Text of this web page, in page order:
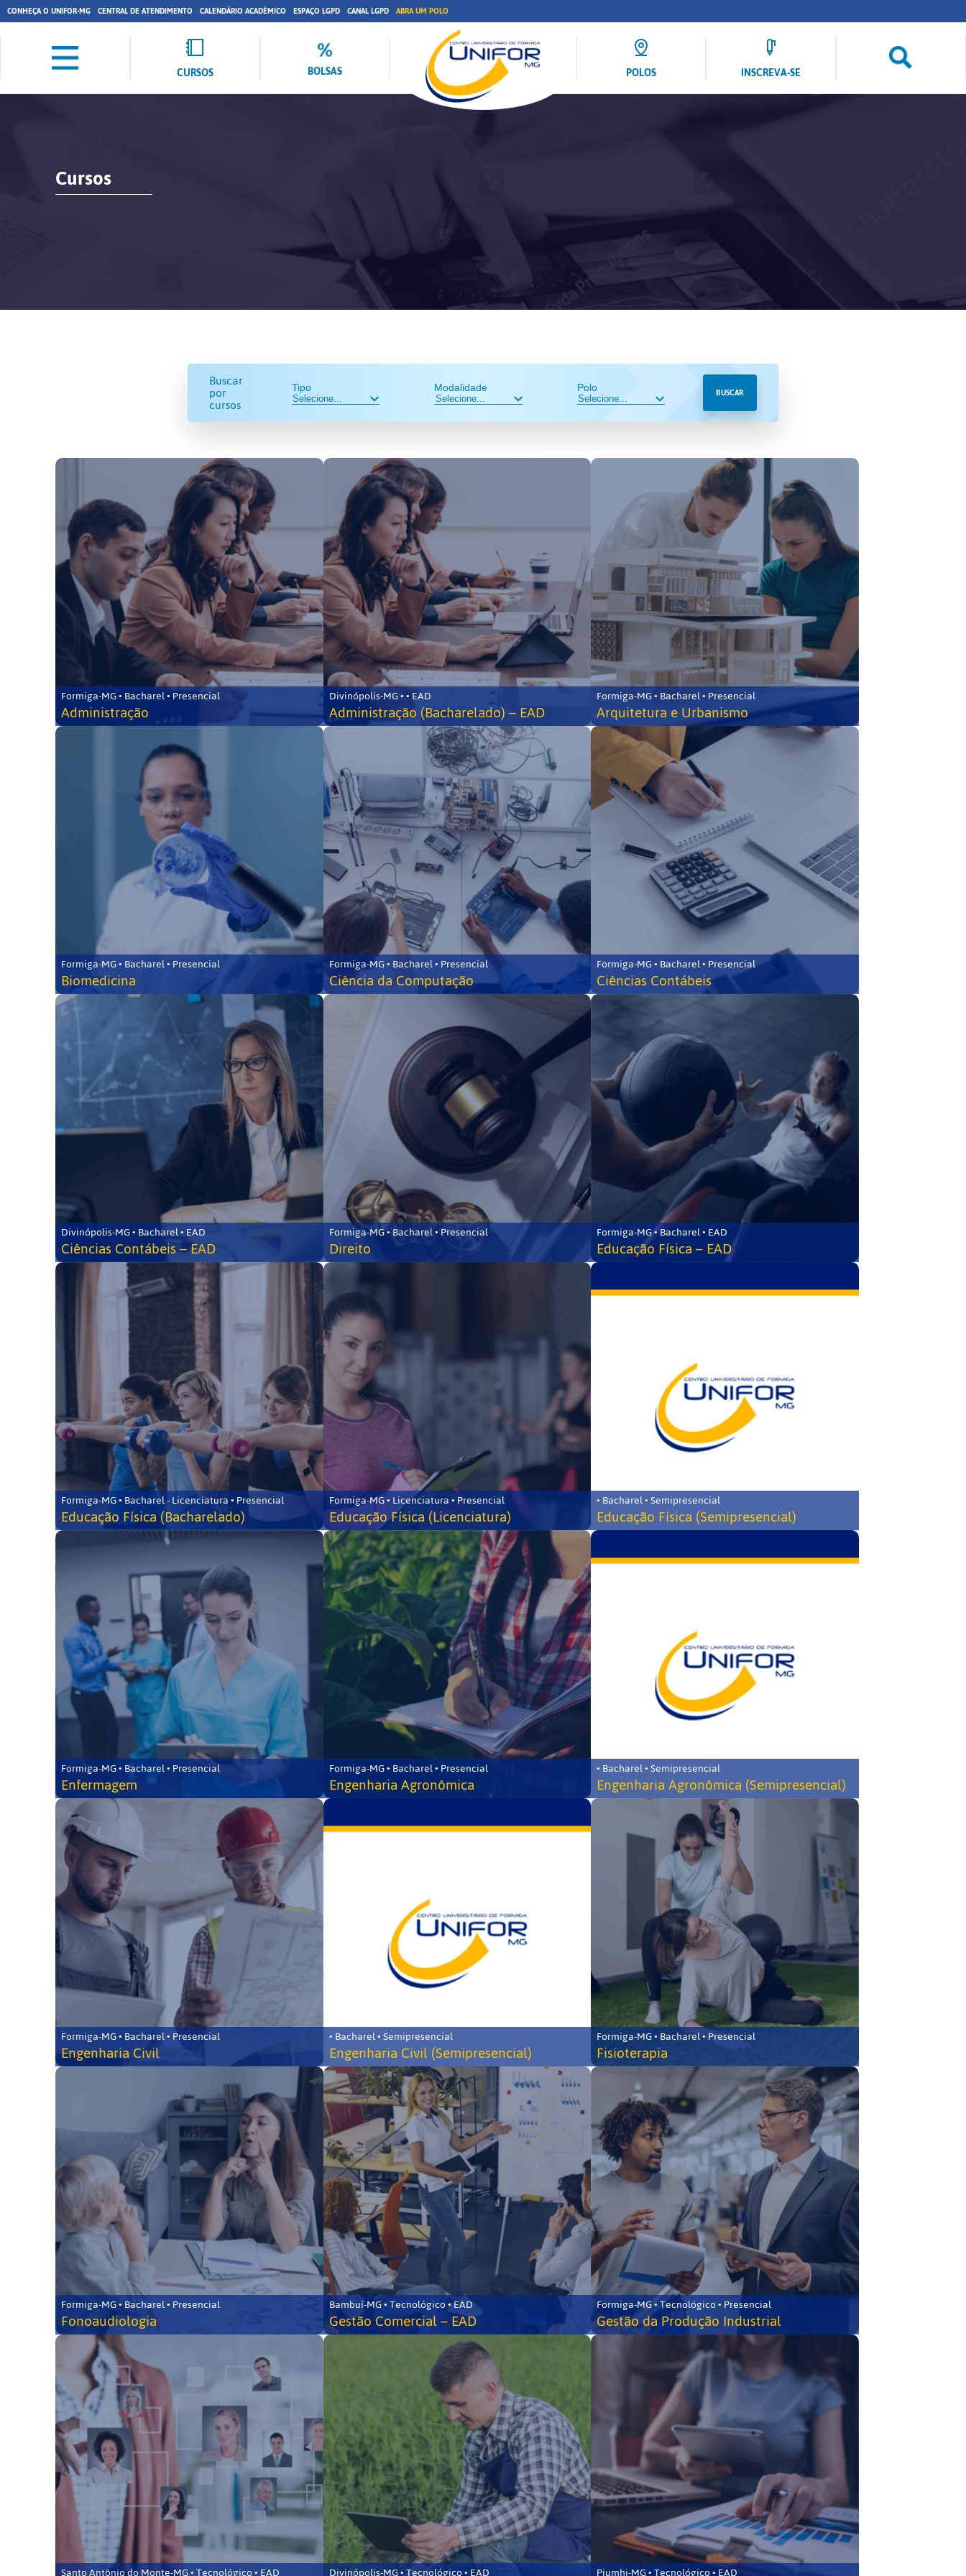
CONHEÇA O UNIFOR-MG CENTRAL DE ATENDIMENTO CALENDÁRIO ACADÊMICO ESPAÇO LGPD CANAL LGPD ABRA UM POLO
CURSOS BOLSAS POLOS INSCREVA-SE
Cursos
Buscar
por
cursos
Tipo Modalidade Polo BUSCAR
Formiga-MG • Bacharel • Presencial
Administração
Divinópolis-MG • • EAD
Administração (Bacharelado) – EAD
Formiga-MG • Bacharel • Presencial
Arquitetura e Urbanismo
Formiga-MG • Bacharel • Presencial
Biomedicina
Formiga-MG • Bacharel • Presencial
Ciência da Computação
Formiga-MG • Bacharel • Presencial
Ciências Contábeis
Divinópolis-MG • Bacharel • EAD
Ciências Contábeis – EAD
Formiga-MG • Bacharel • Presencial
Direito
Formiga-MG • Bacharel • EAD
Educação Física – EAD
Formiga-MG • Bacharel - Licenciatura • Presencial
Educação Física (Bacharelado)
Formiga-MG • Licenciatura • Presencial
Educação Física (Licenciatura)
• Bacharel • Semipresencial
Educação Física (Semipresencial)
Formiga-MG • Bacharel • Presencial
Enfermagem
Formiga-MG • Bacharel • Presencial
Engenharia Agronômica
• Bacharel • Semipresencial
Engenharia Agronômica (Semipresencial)
Formiga-MG • Bacharel • Presencial
Engenharia Civil
• Bacharel • Semipresencial
Engenharia Civil (Semipresencial)
Formiga-MG • Bacharel • Presencial
Fisioterapia
Formiga-MG • Bacharel • Presencial
Fonoaudiologia
Bambuí-MG • Tecnológico • EAD
Gestão Comercial – EAD
Formiga-MG • Tecnológico • Presencial
Gestão da Produção Industrial